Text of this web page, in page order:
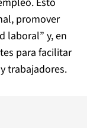
promover
laboral” y, en
para facilitar
trabajadores.